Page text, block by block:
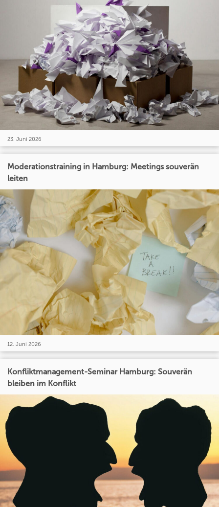
23. Juni 2026
Moderationstraining in Hamburg: Meetings souverän
leiten
12. Juni 2026
Konfliktmanagement-Seminar Hamburg: Souverän
bleiben im Konflikt